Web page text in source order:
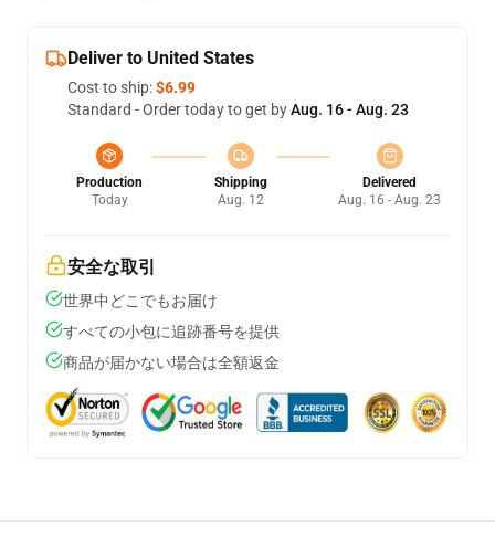
Deliver to United States
Cost to ship:$6.99
Standard - Order today to get byAug. 16 - Aug. 23
Production
Today
Shipping
Aug. 12
Delivered
Aug. 16 - Aug. 23
安全な取引
世界中どこでもお届け
すべての小包に追跡番号を提供
商品が届かない場合は全額返金